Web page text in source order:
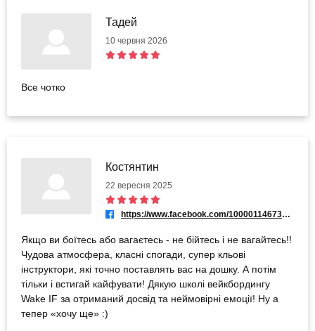
Тадей
10 червня 2026
Все чотко
Костянтин
22 вересня 2025
https://www.facebook.com/100001146736320
Якщо ви боїтесь або вагаєтесь - не бійтесь і не вагайтесь!!
Чудова атмосфера, класні спогади, супер кльові
інструктори, які точно поставлять вас на дошку. А потім
тільки і встигай кайфувати! Дякую школі вейкбордингу
Wake IF за отриманий досвід та неймовірні емоції! Ну а
тепер «хочу ще» :)